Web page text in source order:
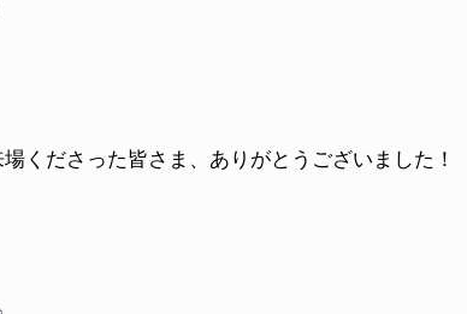
場くださった皆さま、ありがとうございました！